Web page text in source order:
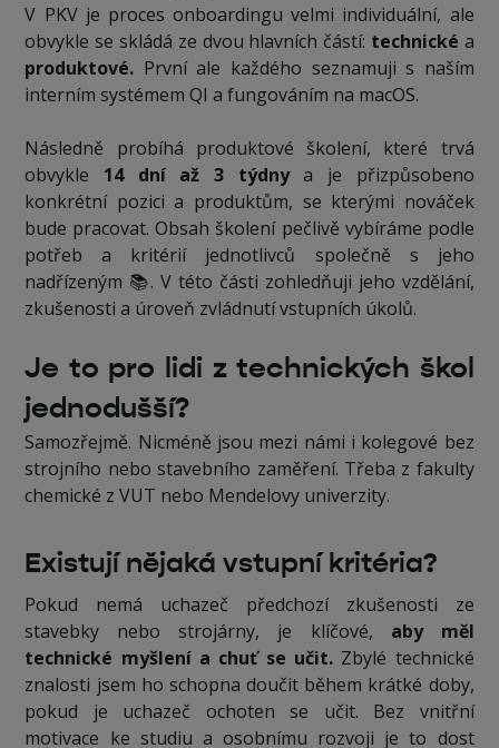
V PKV je proces onboardingu velmi individuální, ale
obvykle se skládá ze dvou hlavních částí: technické a
produktové. První ale každého seznamuji s naším
interním systémem QI a fungováním na macOS.
Následně probíhá produktové školení, které trvá
obvykle 14 dní až 3 týdnya je přizpůsobeno
konkrétní pozici a produktům, se kterými nováček
bude pracovat. Obsah školení pečlivě vybíráme podle
potřeb a kritérií jednotlivců společně s jeho
nadřízeným 📚. V této části zohledňuji jeho vzdělání,
zkušenosti a úroveň zvládnutí vstupních úkolů.
Je to pro lidi z technických škol
jednodušší?
Samozřejmě. Nicméně jsou mezi námi i kolegové bez
strojního nebo stavebního zaměření. Třeba z fakulty
chemické z VUT nebo Mendelovy univerzity.
Existují nějaká vstupní kritéria?
Pokud nemá uchazeč předchozí zkušenosti ze
stavebky nebo strojárny, je klíčové, aby měl
technické myšlení a chuť se učit.Zbylé technické
znalosti jsem ho schopna doučit během krátké doby,
pokud je uchazeč ochoten se učit. Bez vnitřní
motivace ke studiu a osobnímu rozvoji je to dost